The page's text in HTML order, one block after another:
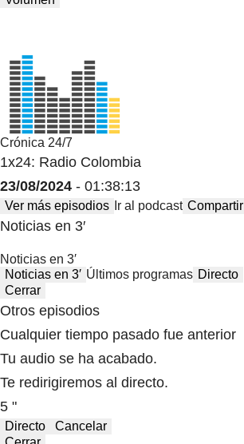
Crónica 24/7
1x24: Radio Colombia
23/08/2024 - 01:38:13
Ver más episodios Ir al podcast Compartir
Noticias en 3′
Noticias en 3′
Noticias en 3′ Últimos programas Directo
Cerrar
Otros episodios
Cualquier tiempo pasado fue anterior
Tu audio se ha acabado.
Te redirigiremos al directo.
5 "
Directo
Cancelar